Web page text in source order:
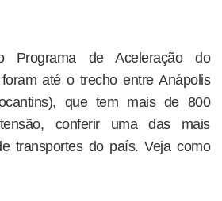
Programa de Aceleração do
até o trecho entre Anápolis
que tem mais de 800
conferir uma das mais
transportes do país. Veja como